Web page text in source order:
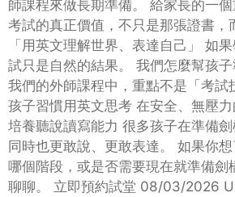
師課程來做長期準備。 給家長的一
考試的真正價值，不只是那張證書，
「用英文理解世界、表達自己」 如
試只是自然的結果。 我們怎麼幫孩
我們的外師課程中，重點不是「考試
孩子習慣用英文思考 在安全、無壓
培養聽說讀寫能力 很多孩子在準備劍
同時也更敢說、更敢表達。 如果你
哪個階段，或是否需要現在就準備劍
聊聊。 立即預約試堂 08/03/2026